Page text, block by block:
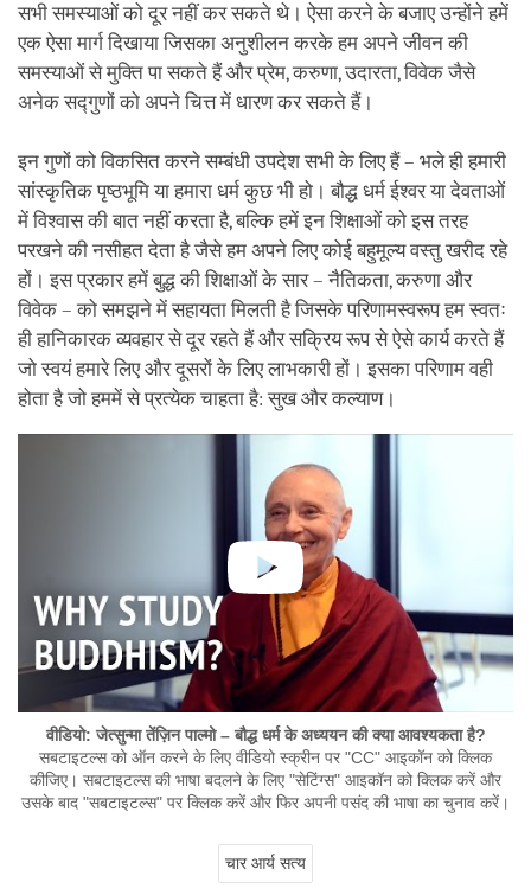
सभी समस्याओं को दूर नहीं कर सकते थे। ऐसा करने के बजाए उन्होंने हमें
एक ऐसा मार्ग दिखाया जिसका अनुशीलन करके हम अपने जीवन की
समस्याओं से मुक्ति पा सकते हैं और प्रेम, करुणा, उदारता, विवेक जैसे
अनेक सद्गुणों को अपने चित्त में धारण कर सकते हैं।
इन गुणों को विकसित करने सम्बंधी उपदेश सभी के लिए हैं – भले ही हमारी
सांस्कृतिक पृष्ठभूमि या हमारा धर्म कुछ भी हो। बौद्ध धर्म ईश्वर या देवताओं
में विश्वास की बात नहीं करता है, बल्कि हमें इन शिक्षाओं को इस तरह
परखने की नसीहत देता है जैसे हम अपने लिए कोई बहुमूल्य वस्तु खरीद रहे
हों। इस प्रकार हमें बुद्ध की शिक्षाओं के सार – नैतिकता, करुणा और
विवेक – को समझने में सहायता मिलती है जिसके परिणामस्वरूप हम स्वतः
ही हानिकारक व्यवहार से दूर रहते हैं और सक्रिय रूप से ऐसे कार्य करते हैं
जो स्वयं हमारे लिए और दूसरों के लिए लाभकारी हों। इसका परिणाम वही
होता है जो हममें से प्रत्येक चाहता है: सुख और कल्याण।
वीडियो: जेत्सुन्मा तेंज़िन पाल्मो – बौद्ध धर्म के अध्ययन की क्या आवश्यकता है?
सबटाइटल्स को ऑन करने के लिए वीडियो स्क्रीन पर "CC" आइकॉन को क्लिक
कीजिए। सबटाइटल्स की भाषा बदलने के लिए "सेटिंग्स" आइकॉन को क्लिक करें और
उसके बाद "सबटाइटल्स" पर क्लिक करें और फिर अपनी पसंद की भाषा का चुनाव करें।
चार आर्य सत्य